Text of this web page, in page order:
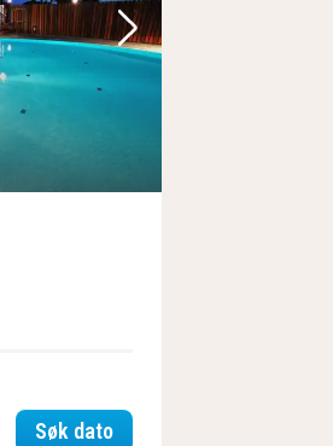
Neste bilde
Søk datoKosta Boda Art Hotel